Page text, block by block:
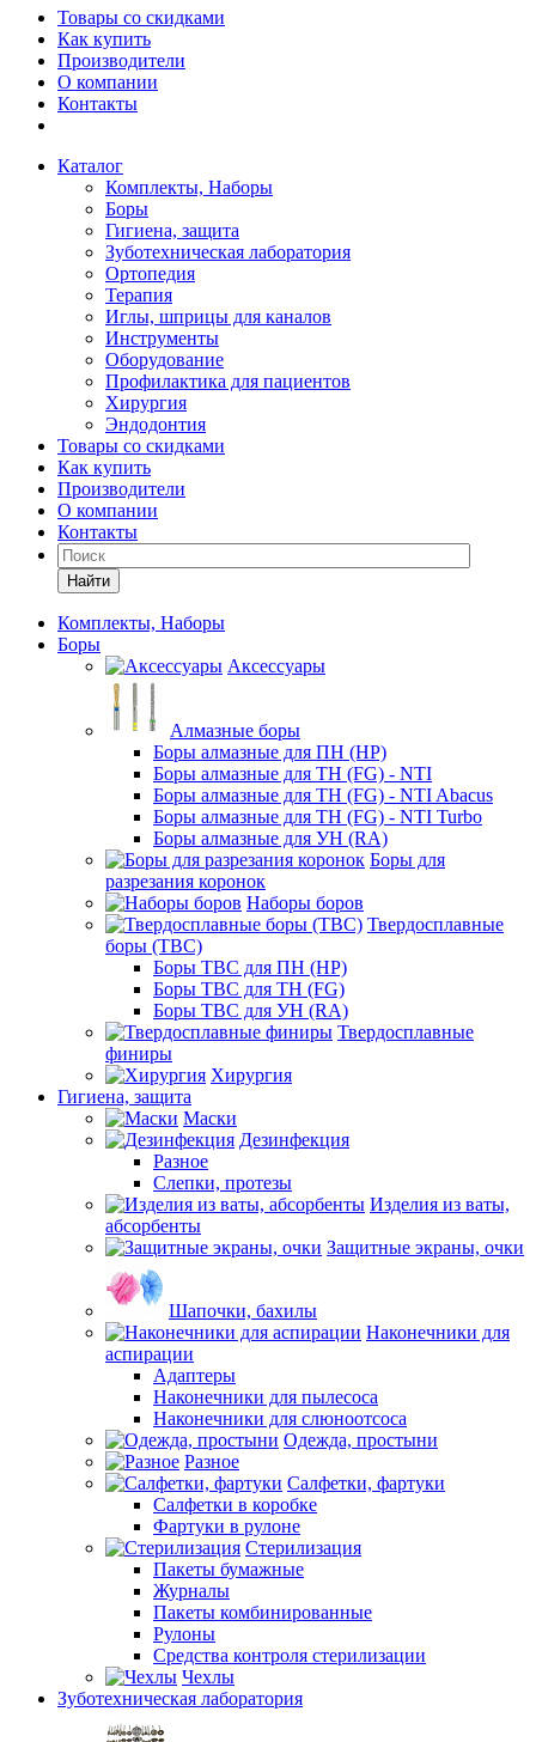
Товары со скидками
Как купить
Производители
О компании
Контакты
Каталог
Комплекты, Наборы
Боры
Гигиена, защита
Зуботехническая лаборатория
Ортопедия
Терапия
Иглы, шприцы для каналов
Инструменты
Оборудование
Профилактика для пациентов
Хирургия
Эндодонтия
Товары со скидками
Как купить
Производители
О компании
Контакты
Найти
Комплекты, Наборы
Боры
Аксессуары
Алмазные боры
Боры алмазные для ПН (HP)
Боры алмазные для ТН (FG) - NTI
Боры алмазные для ТН (FG) - NTI Abacus
Боры алмазные для ТН (FG) - NTI Turbo
Боры алмазные для УН (RA)
Боры для
разрезания коронок
Наборы боров
Твердосплавные
боры (ТВС)
Боры ТВС для ПН (HP)
Боры ТВС для ТН (FG)
Боры ТВС для УН (RA)
Твердосплавные
финиры
Хирургия
Гигиена, защита
Маски
Дезинфекция
Разное
Слепки, протезы
Изделия из ваты,
абсорбенты
Защитные экраны, очки
Шапочки, бахилы
Наконечники для
аспирации
Адаптеры
Наконечники для пылесоса
Наконечники для слюноотсоса
Одежда, простыни
Разное
Салфетки, фартуки
Салфетки в коробке
Фартуки в рулоне
Стерилизация
Пакеты бумажные
Журналы
Пакеты комбинированные
Рулоны
Средства контроля стерилизации
Чехлы
Зуботехническая лаборатория